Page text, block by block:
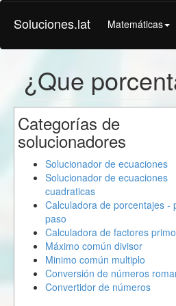
Soluciones.lat Matemáticas
¿Que
Categorías de
solucionadores
Solucionador de ecuaciones
Solucionador de ecuaciones
cuadraticas
Calculadora de porcentajes -
paso
Calculadora de factores
Máximo común divisor
Minimo común multiplo
Conversión de números
Convertidor de números